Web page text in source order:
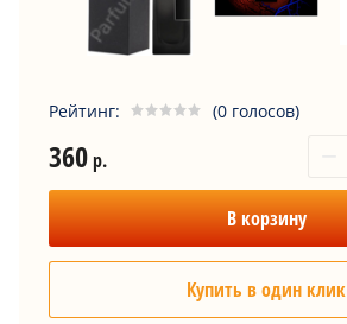
Рейтинг: (0 голосов)
360р.
В корзину
Купить в один клик